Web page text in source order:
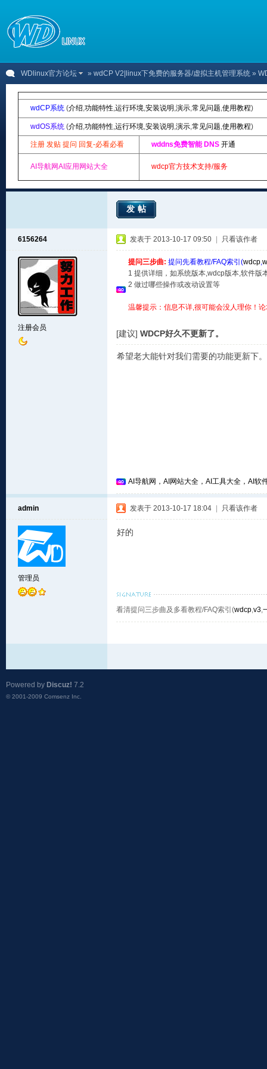
WDlinux官方论坛 » wdCP V2|linux下免费的服务器/虚拟主机管理系统 »
wdCP系统 (介绍,功能特性,运行环境,安装说明 ,演示,常见问题,使用教程)
wdOS系统 (介绍,功能特性,运行环境,安装说明 ,演示,常见问题,使用教程)
注册 发贴 提问 回复-必看必看 wddns免费智能 DNS 开通
AI导航网AI应用网站大全 wdcp官方技术支持/服务
发帖
6156264
注册会员
发表于 2013-10-17 09:50 只看该作者
提问三步曲: 提问先看教程/FAQ索引(wdcp,
1 提供详细，如系统版本,wdcp版本,软件版
2 做过哪些操作或改动设置等
温馨提示：信息不详,很可能会没人理你！
[建议] WDCP好久不更新了。
希望老大能针对我们需要的功能更新下
AI导航网，AI网站大全，AI工具大全，AI软
admin
管理员
发表于 2013-10-17 18:04 只看该作者
好的
看清提问三步曲及多看教程/FAQ索引(wdcp,v3,
Powered by Discuz! 7.2
© 2001-2009 Comsenz Inc.